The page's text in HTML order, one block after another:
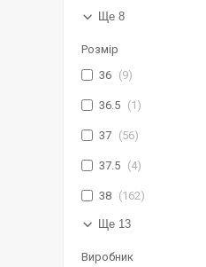
Ще 8
Розмір
36
9
36.5 1
37 56
37.5 4
38 162
Ще 13
Виробник